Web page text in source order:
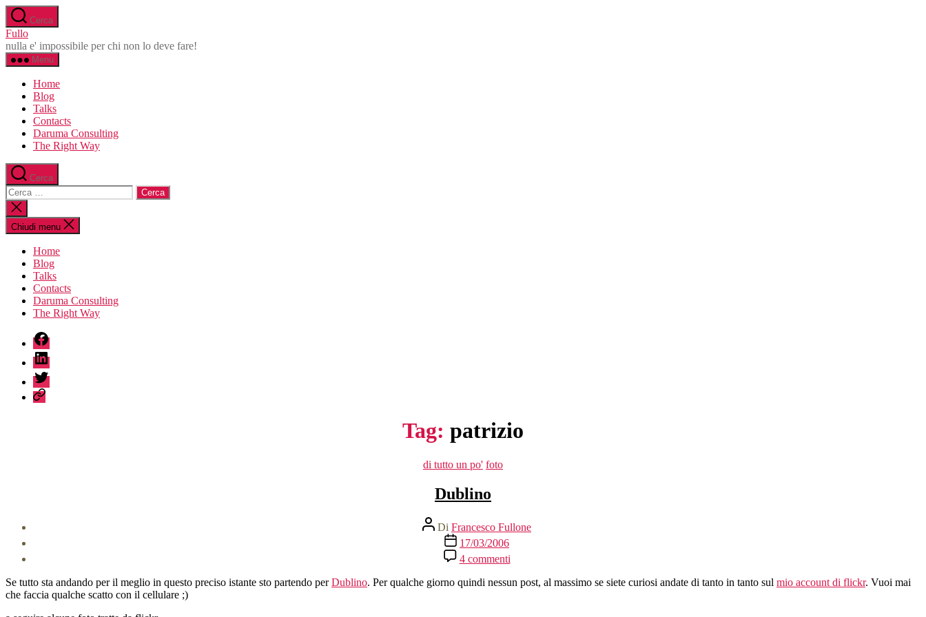
Salta
al
contenuto
Cerca
Fullo
nulla e' impossibile per chi non lo deve fare!
Menu
Home
Blog
Talks
Contacts
Daruma Consulting
The Right Way
Cerca
Cerca:
Chiudi
la
ricerca
Chiudi menu
Home
Blog
Talks
Contacts
Daruma Consulting
The Right Way
fb
linkedin
twitter
sessionize
Tag: patrizio
Categorie
di tutto un po' foto
Dublino
Autore
articolo
Di Francesco Fullone
Data
dell'articolo
17/03/2006
4 commentisu
Dublino
Se tutto sta andando per il meglio in questo preciso istante sto partendo perDublino. Per qualche giorno quindi nessun post, al massimo se siete curiosi andate di tanto in tanto sul mio account di flickr. Vuoi mai
che faccia qualche scatto con il cellulare ;)